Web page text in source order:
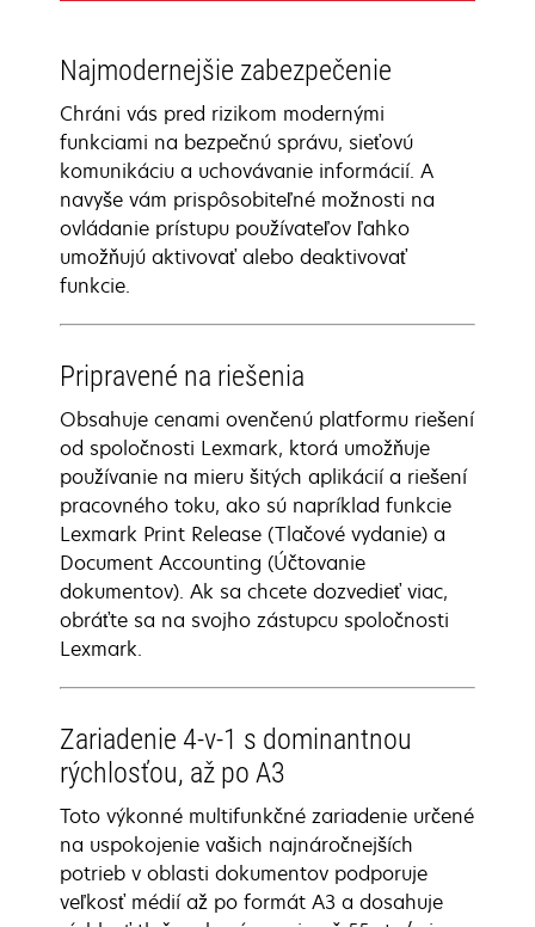
Najmodernejšie zabezpečenie
Chráni vás pred rizikom modernými
funkciami na bezpečnú správu, sieťovú
komunikáciu a uchovávanie informácií. A
navyše vám prispôsobiteľné možnosti na
ovládanie prístupu používateľov ľahko
umožňujú aktivovať alebo deaktivovať
funkcie.
Pripravené na riešenia
Obsahuje cenami ovenčenú platformu riešení
od spoločnosti Lexmark, ktorá umožňuje
používanie na mieru šitých aplikácií a riešení
pracovného toku, ako sú napríklad funkcie
Lexmark Print Release (Tlačové vydanie) a
Document Accounting (Účtovanie
dokumentov). Ak sa chcete dozvedieť viac,
obráťte sa na svojho zástupcu spoločnosti
Lexmark.
Zariadenie 4-v-1 s dominantnou
rýchlosťou, až po A3
Toto výkonné multifunkčné zariadenie určené
na uspokojenie vašich najnáročnejších
potrieb v oblasti dokumentov podporuje
veľkosť médií až po formát A3 a dosahuje